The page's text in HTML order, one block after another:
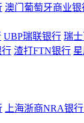
澳门葡萄牙商业银
UBP瑞联银行 瑞
行 渣打FTN银行
上海浙商NRA银行